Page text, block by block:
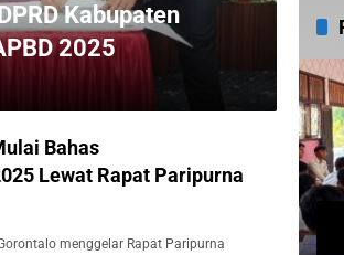
Kabupaten
2025
Bahas
Lewat Rapat Paripurna
menggelar Rapat Paripurna